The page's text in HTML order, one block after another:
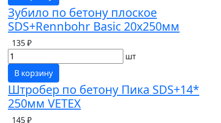
Зубило по бетону плоское
SDS+Rennbohr Basic 20х250мм
135 ₽
шт
В корзину
Штробер по бетону Пика SDS+14*
250мм VETEX
145 ₽